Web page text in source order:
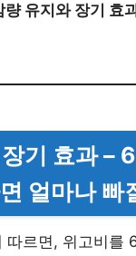
량 유지와 장기 효
기 효과 –
얼마나 빠
따르면, 위고비를